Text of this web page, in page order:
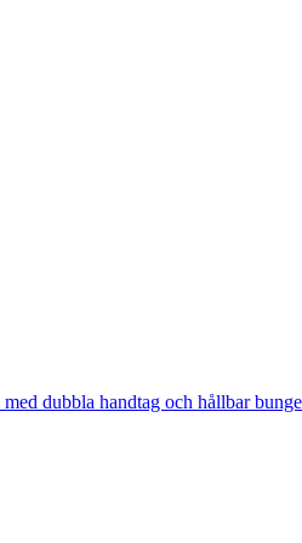
dubbla handtag och hållbar